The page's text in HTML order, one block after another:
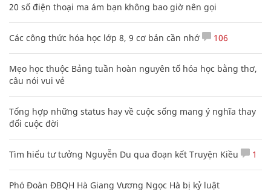
20 số điện thoại ma ám bạn không bao giờ nên gọi
Các công thức hóa học lớp 8, 9 cơ bản cần nhớ 106
Mẹo học thuộc Bảng tuần hoàn nguyên tố hóa học bằng thơ,
câu nói vui vẻ
Tổng hợp những status hay về cuộc sống mang ý nghĩa thay
đổi cuộc đời
Tìm hiểu tư tưởng Nguyễn Du qua đoạn kết Truyện Kiều 1
Phó Đoàn ĐBQH Hà Giang Vương Ngọc Hà bị kỷ luật